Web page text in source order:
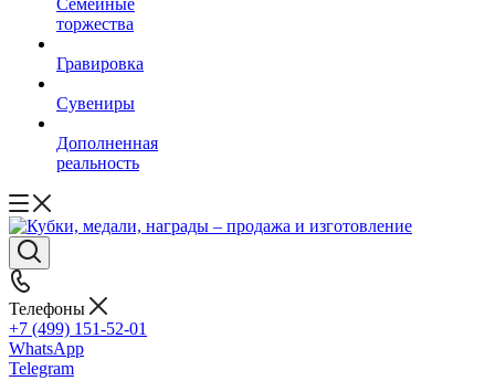
Семейные
торжества
Гравировка
Сувениры
Дополненная
реальность
Телефоны
+7 (499) 151-52-01
WhatsApp
Telegram